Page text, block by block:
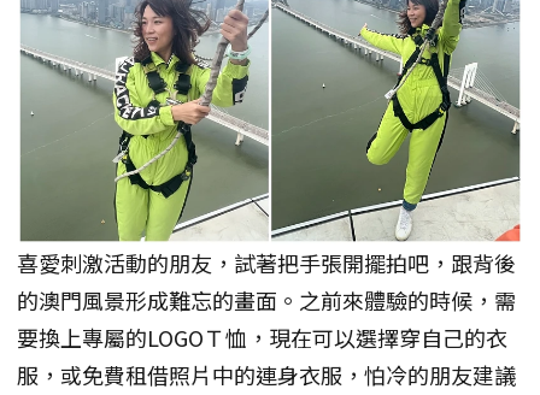
喜愛刺激活動的朋友，試著把手張開擺拍吧，跟背後
的澳門風景形成難忘的畫面。之前來體驗的時候，需
要換上專屬的LOGOＴ恤，現在可以選擇穿自己的衣
服，或免費租借照片中的連身衣服，怕冷的朋友建議